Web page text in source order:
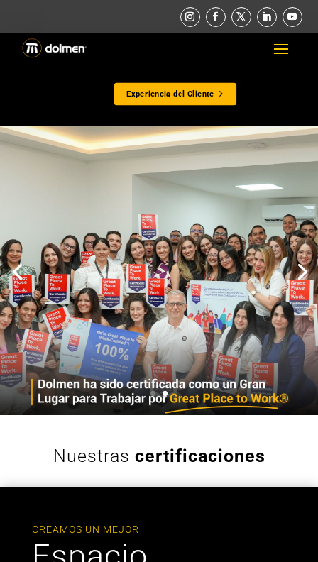
Experiencia del Cliente
Nuestras certificaciones
CREAMOS UN MEJOR